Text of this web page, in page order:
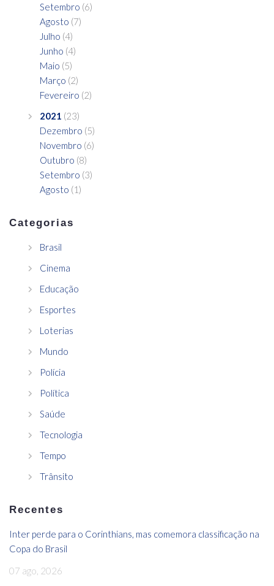
Setembro (6)
Agosto (7)
Julho (4)
Junho (4)
Maio (5)
Março (2)
Fevereiro (2)
2021 (23)
Dezembro (5)
Novembro (6)
Outubro (8)
Setembro (3)
Agosto (1)
Categorias
Brasil
Cinema
Educação
Esportes
Loterias
Mundo
Polícia
Política
Saúde
Tecnologia
Tempo
Trânsito
Recentes
Inter perde para o Corinthians, mas comemora classificação na
Copa do Brasil
07 ago, 2026